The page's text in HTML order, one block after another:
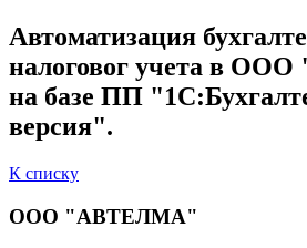
Автоматизация
налоговог учета в
на базе ПП
версия".
К списку
ООО "АВТЕЛМА"